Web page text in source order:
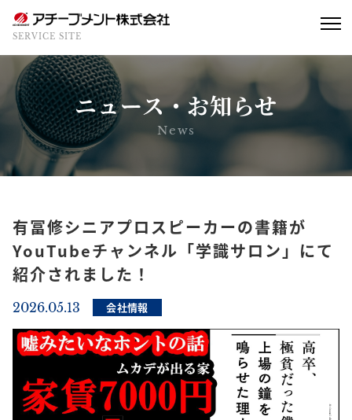
SERVICE SITE
ニュース・お知らせ
News
有冨修シニアプロスピーカーの書籍が
YouTubeチャンネル「学識サロン」にて
紹介されました！
2026.05.13 会社情報